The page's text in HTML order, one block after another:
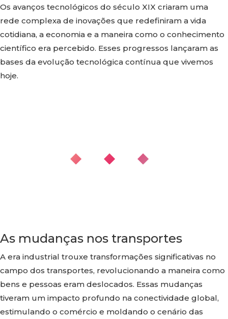
Os avanços tecnológicos do século XIX criaram uma
rede complexa de inovações que redefiniram a vida
cotidiana, a economia e a maneira como o conhecimento
científico era percebido. Esses progressos lançaram as
bases da evolução tecnológica contínua que vivemos
hoje.
◆ ◆ ◆
As mudanças nos transportes
A era industrial trouxe transformações significativas no
campo dos transportes, revolucionando a maneira como
bens e pessoas eram deslocados. Essas mudanças
tiveram um impacto profundo na conectividade global,
estimulando o comércio e moldando o cenário das